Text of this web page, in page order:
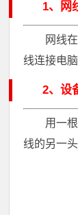
1、网
网线
线连接电
2、设
用一
线的另一